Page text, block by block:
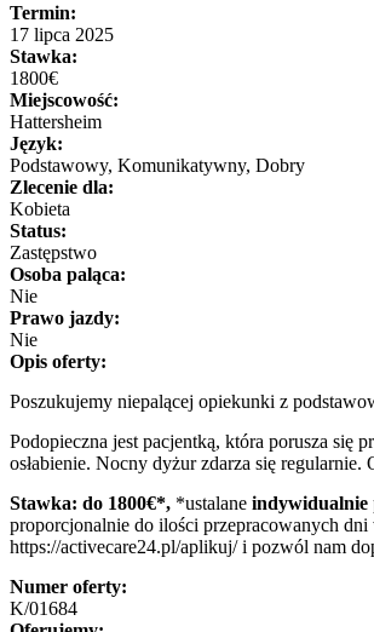
Termin:
17 lipca 2025
Stawka:
1800€
Miejscowość:
Hattersheim
Język:
Podstawowy, Komunikatywny, Dobry
Zlecenie dla:
Kobieta
Status:
Zastępstwo
Osoba paląca:
Nie
Prawo jazdy:
Nie
Opis oferty:
Poszukujemy niepalącej opiekunki z
Podopieczna jest pacjentką, która porusza się
osłabienie. Nocny dyżur zdarza się
Stawka: do 1800€*, *ustalane indywidualnie
proporcjonalnie do ilości przepracowanych
https://activecare24.pl/aplikuj/ i pozwól nam
Numer oferty:
K/01684